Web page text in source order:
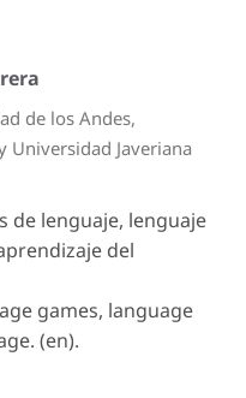
de los Andes,
Universidad Javeriana
de lenguaje, lenguaje
del
games, language
(en).